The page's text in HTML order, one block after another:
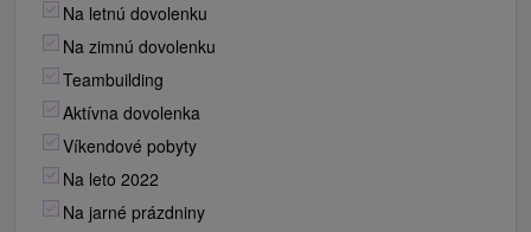
Na letnú dovolenku
Na zimnú dovolenku
Teambuilding
Aktívna dovolenka
Víkendové pobyty
Na leto 2022
Na jarné prázdniny